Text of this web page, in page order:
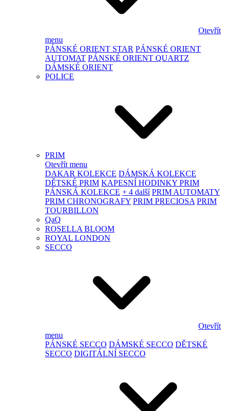
Otevřít
menu
PÁNSKÉ ORIENT STAR PÁNSKÉ ORIENT
AUTOMAT PÁNSKÉ ORIENT QUARTZ
DÁMSKÉ ORIENT
POLICE
PRIM
Otevřít menu
DAKAR KOLEKCE DÁMSKÁ KOLEKCE
DĚTSKÉ PRIM KAPESNÍ HODINKY PRIM
PÁNSKÁ KOLEKCE + 4 další PRIM AUTOMATY
PRIM CHRONOGRAFY PRIM PRECIOSA PRIM
TOURBILLON
QaQ
ROSELLA BLOOM
ROYAL LONDON
SECCO
Otevřít
menu
PÁNSKÉ SECCO DÁMSKÉ SECCO DĚTSKÉ
SECCO DIGITÁLNÍ SECCO